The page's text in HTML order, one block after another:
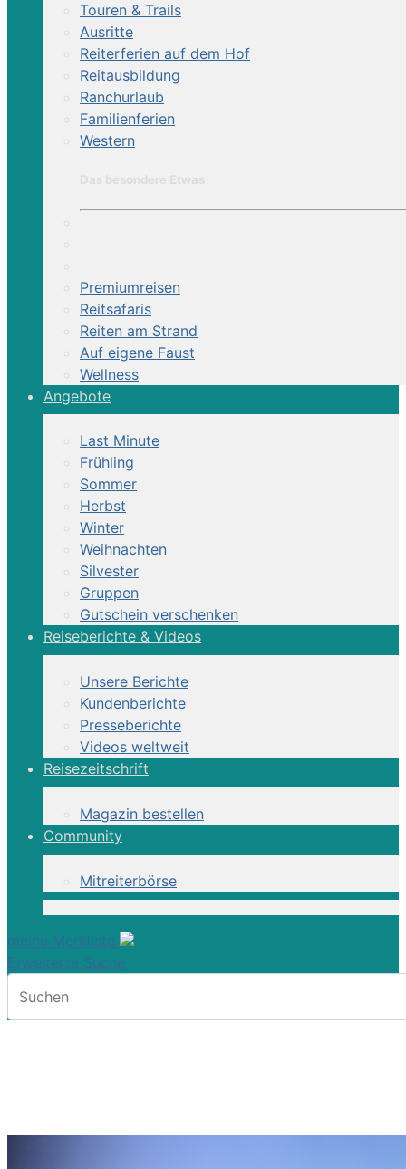
Touren & Trails
Ausritte
Reiterferien auf dem Hof
Reitausbildung
Ranchurlaub
Familienferien
Western
Premiumreisen
Reitsafaris
Reiten am Strand
Auf eigene Faust
Wellness
Angebote
Last Minute
Frühling
Sommer
Herbst
Winter
Weihnachten
Silvester
Gruppen
Gutschein verschenken
Reiseberichte & Videos
Unsere Berichte
Kundenberichte
Presseberichte
Videos weltweit
Reisezeitschrift
Magazin bestellen
Community
Mitreiterbörse
meine Merkliste
Erweiterte Suche